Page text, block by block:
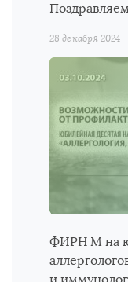
28 декабря 2024
ФИРН М на